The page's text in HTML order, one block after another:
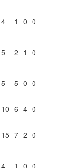
4 1 0 0
5 2 1 0
5 5 0 0
10 6 4 0
15 7 2 0
4 1 0 0